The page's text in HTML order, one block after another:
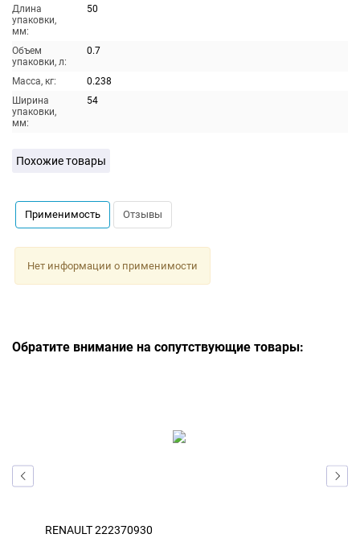
Длина
упаковки,
мм:
50
Объем
упаковки, л:
0.7
Масса, кг:
0.238
Ширина
упаковки,
мм:
54
Похожие товары
Применимость Отзывы
Нет информации о применимости
Обратите внимание на сопутствующие товары:
RENAULT 222370930